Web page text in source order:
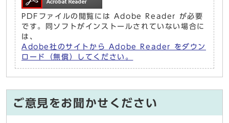
PDFファイルの閲覧には Adobe Reader が必要
です。同ソフトがインストールされていない場合に
は、
Adobe社のサイトから Adobe Reader をダウン
ロード（無償）してください。
ご意見をお聞かせください